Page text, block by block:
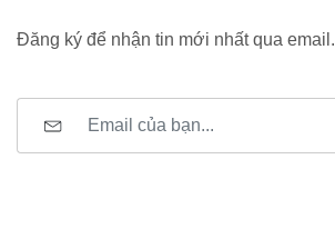
Đăng ký để nhận tin mới nhất qua email.